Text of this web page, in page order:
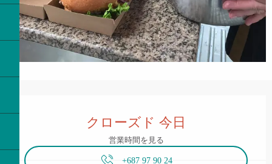
クローズド 今日
営業時間を見る
+687 97 90 24